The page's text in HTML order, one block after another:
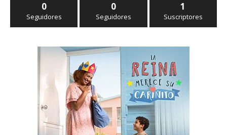
0
Seguidores
0
Seguidores
1
Suscriptores